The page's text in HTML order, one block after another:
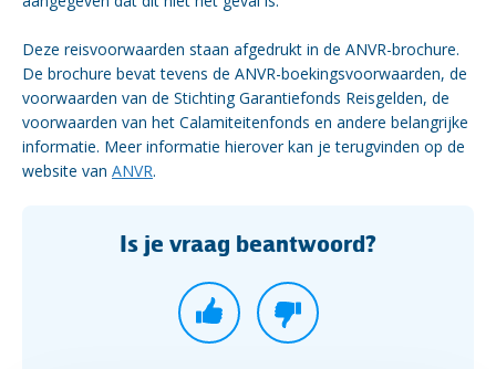
Deze reisvoorwaarden staan afgedrukt in de ANVR-brochure.
De brochure bevat tevens de ANVR-boekingsvoorwaarden, de
voorwaarden van de Stichting Garantiefonds Reisgelden, de
voorwaarden van het Calamiteitenfonds en andere belangrijke
informatie. Meer informatie hierover kan je terugvinden op de
website van ANVR.
Is je vraag beantwoord?